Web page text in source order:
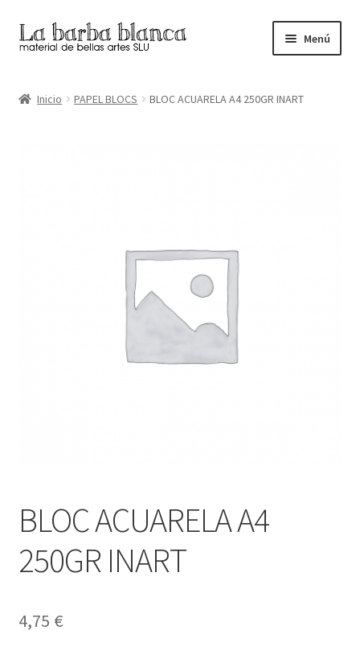
Ir
a
navegación
Ir
al
Menú
Inicio PAPEL BLOCS BLOC ACUARELA A4 250GR INART
BLOC ACUARELA A4
250GR INART
4,75 €